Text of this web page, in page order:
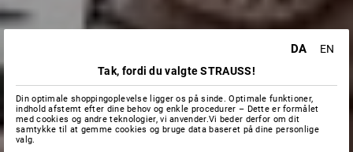
DA
EN
Tak, fordi du valgte STRAUSS!
Din optimale shoppingoplevelse ligger os på sinde. Optimale funktioner,
indhold afstemt efter dine behov og enkle procedurer – Dette er formålet
med cookies og andre teknologier, vi anvender.Vi beder derfor om dit
samtykke til at gemme cookies og bruge data baseret på dine personlige
valg.